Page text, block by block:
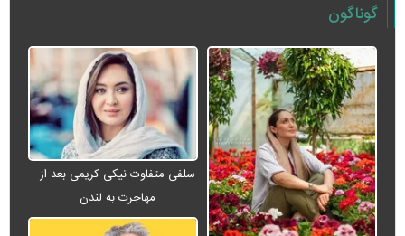
گوناگون
سلفی متفاوت نیکی کریمی بعد از
مهاجرت به لندن